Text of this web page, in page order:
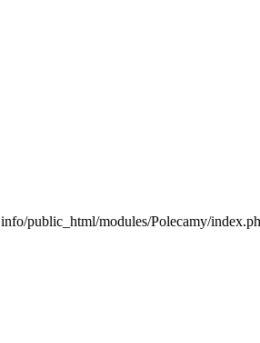
public_html/modules/Polecamy/